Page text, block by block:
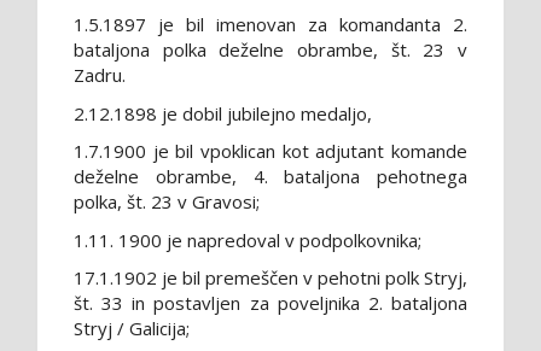
1.5.1897 je bil imenovan za komandanta 2.
bataljona polka deželne obrambe, št. 23 v
Zadru.
2.12.1898 je dobil jubilejno medaljo,
1.7.1900 je bil vpoklican kot adjutant komande
deželne obrambe, 4. bataljona pehotnega
polka, št. 23 v Gravosi;
1.11. 1900 je napredoval v podpolkovnika;
17.1.1902 je bil premeščen v pehotni polk Stryj,
št. 33 in postavljen za poveljnika 2. bataljona
Stryj / Galicija;